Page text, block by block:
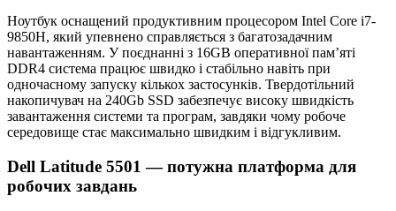
Ноутбук оснащений продуктивним процесором Intel Core i7-
9850H, який упевнено справляється з багатозадачним
навантаженням. У поєднанні з 16GB оперативної пам’яті
DDR4 система працює швидко і стабільно навіть при
одночасному запуску кількох застосунків. Твердотільний
накопичувач на 240Gb SSD забезпечує високу швидкість
завантаження системи та програм, завдяки чому робоче
середовище стає максимально швидким і відгукливим.
Dell Latitude 5501 — потужна платформа для
робочих завдань